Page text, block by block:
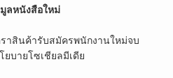
ลหนังสือใหม่
าสินค้ารับสมัครพนักงานใหม่จบ
ยบายโซเชียลมีเดีย